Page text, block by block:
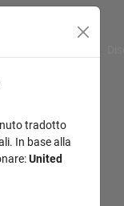
tradotto
In base alla
United